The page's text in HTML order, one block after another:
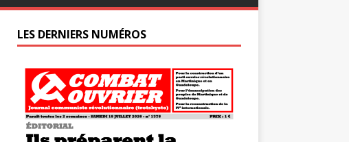
LES DERNIERS NUMÉROS